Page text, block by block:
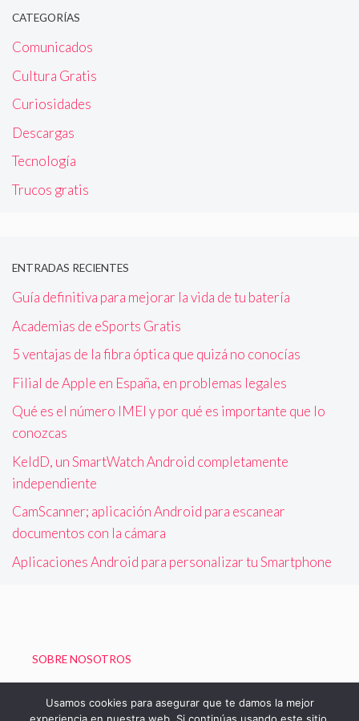
CATEGORÍAS
Comunicados
Cultura Gratis
Curiosidades
Descargas
Tecnología
Trucos gratis
ENTRADAS RECIENTES
Guía definitiva para mejorar la vida de tu batería
Academias de eSports Gratis
5 ventajas de la fibra óptica que quizá no conocías
Filial de Apple en España, en problemas legales
Qué es el número IMEI y por qué es importante que lo
conozcas
KeldD, un SmartWatch Android completamente
independiente
CamScanner; aplicación Android para escanear
documentos con la cámara
Aplicaciones Android para personalizar tu Smartphone
SOBRE NOSOTROS
Usamos cookies para asegurar que te damos la mejor